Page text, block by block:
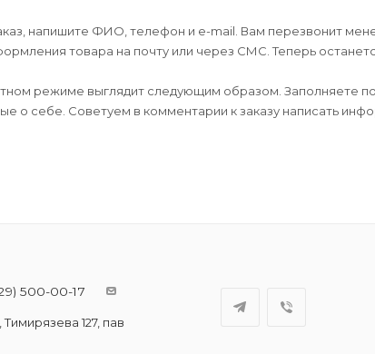
напишите ФИО, телефон и e-mail. Вам перезвонит
товара на почту или через СМС. Теперь
режиме выглядит следующим образом. Заполняете
о себе. Советуем в комментарии к заказу написать
500-00-17
127, пав